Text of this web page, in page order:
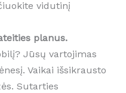
vidutinį
planus.
Jūsų vartojimas
Vaikai išsikrausto
Sutarties